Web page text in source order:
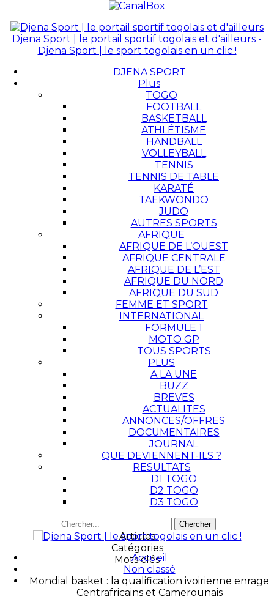
Djena Sport | le portail sportif togolais et d'ailleurs -
Djena Sport | le sport togolais en un clic !
DJENA SPORT
Plus
TOGO
FOOTBALL
BASKETBALL
ATHLÉTISME
HANDBALL
VOLLEYBALL
TENNIS
TENNIS DE TABLE
KARATÉ
TAEKWONDO
JUDO
AUTRES SPORTS
AFRIQUE
AFRIQUE DE L’OUEST
AFRIQUE CENTRALE
AFRIQUE DE L’EST
AFRIQUE DU NORD
AFRIQUE DU SUD
FEMME ET SPORT
INTERNATIONAL
FORMULE 1
MOTO GP
TOUS SPORTS
PLUS
A LA UNE
BUZZ
BREVES
ACTUALITES
ANNONCES/OFFRES
DOCUMENTAIRES
JOURNAL
QUE DEVIENNENT-ILS ?
RESULTATS
D1 TOGO
D2 TOGO
D3 TOGO
Articles
Catégories
Mots clés
Accueil
Non classé
Mondial basket : la qualification ivoirienne enrage
Centrafricains et Camerounais